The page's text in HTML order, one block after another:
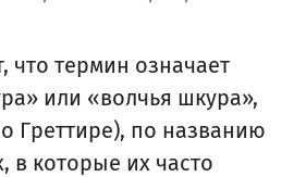
что термин означает
или «волчья шкура»,
Греттире), по названию
в которые их часто